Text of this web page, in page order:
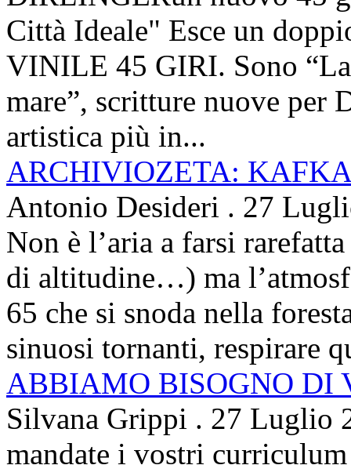
Città Ideale" Esce un
VINILE 45 GIRI. Sono
mare”, scritture nuove per
artistica più in...
ARCHIVIOZETA:
Antonio Desideri . 27
Non è l’aria a farsi
di altitudine…) ma
65 che si snoda nella
sinuosi tornanti, respirare
ABBIAMO BISOGNO DI
Silvana Grippi . 27 Luglio
mandate i vostri